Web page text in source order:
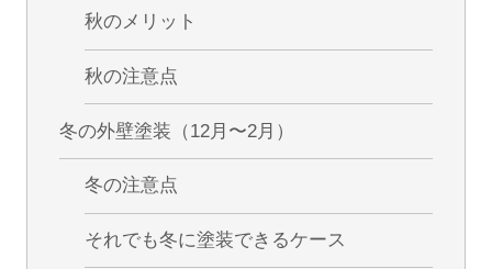
秋のメリット
秋の注意点
冬の外壁塗装（12月〜2月）
冬の注意点
それでも冬に塗装できるケース